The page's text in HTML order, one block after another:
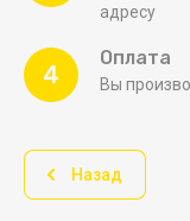
адресу
4
Оплата
Вы
Назад